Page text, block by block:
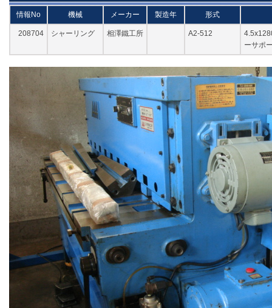
情報No 機械 メーカー 製造年 形式
208704 シャーリング 相澤鐵工所 A2-512
ーサポ